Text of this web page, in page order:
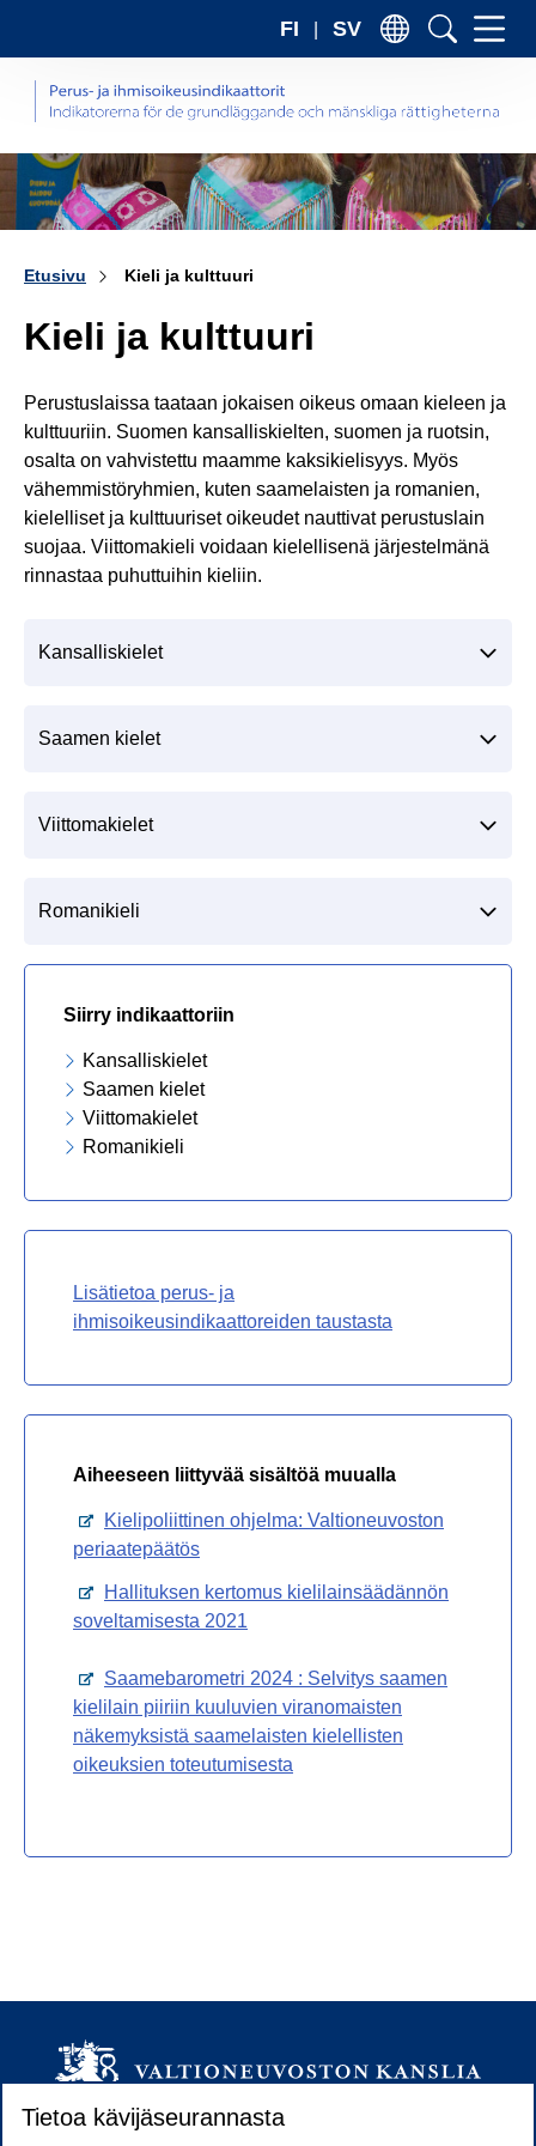
Tietoa kävijäseurannasta
FI SV
Etusivu Kieli ja kulttuuri
Kieli ja kulttuuri
Perustuslaissa taataan jokaisen oikeus omaan kieleen ja
kulttuuriin. Suomen kansalliskielten, suomen ja ruotsin,
osalta on vahvistettu maamme kaksikielisyys. Myös
vähemmistöryhmien, kuten saamelaisten ja romanien,
kielelliset ja kulttuuriset oikeudet nauttivat perustuslain
suojaa. Viittomakieli voidaan kielellisenä järjestelmänä
rinnastaa puhuttuihin kieliin.
Kansalliskielet
Saamen kielet
Viittomakielet
Romanikieli
Siirry indikaattoriin
Kansalliskielet
Saamen kielet
Viittomakielet
Romanikieli
Lisätietoa perus- ja
ihmisoikeusindikaattoreiden taustasta
Aiheeseen liittyvää sisältöä muualla
Avautuu uuteen välilehteen
Kielipoliittinen ohjelma: Valtioneuvoston
periaatepäätös
Avautuu uuteen välilehteen
Hallituksen kertomus kielilainsäädännön
soveltamisesta 2021
Avautuu uuteen välilehteen
Saamebarometri 2024 : Selvitys saamen
kielilain piiriin kuuluvien viranomaisten
näkemyksistä saamelaisten kielellisten
oikeuksien toteutumisesta